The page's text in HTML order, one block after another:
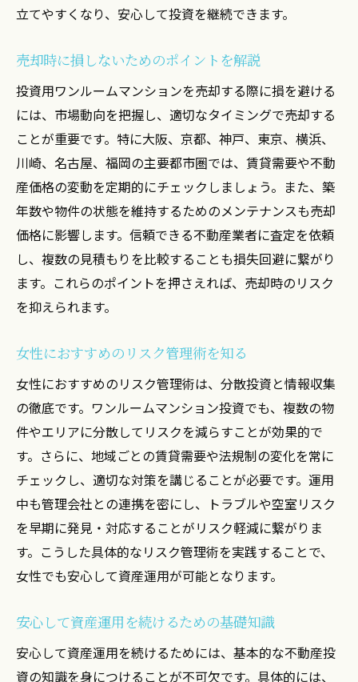
立てやすくなり、安心して投資を継続できます。
売却時に損しないためのポイントを解説
投資用ワンルームマンションを売却する際に損を避ける
には、市場動向を把握し、適切なタイミングで売却する
ことが重要です。特に大阪、京都、神戸、東京、横浜、
川崎、名古屋、福岡の主要都市圏では、賃貸需要や不動
産価格の変動を定期的にチェックしましょう。また、築
年数や物件の状態を維持するためのメンテナンスも売却
価格に影響します。信頼できる不動産業者に査定を依頼
し、複数の見積もりを比較することも損失回避に繋がり
ます。これらのポイントを押さえれば、売却時のリスク
を抑えられます。
女性におすすめのリスク管理術を知る
女性におすすめのリスク管理術は、分散投資と情報収集
の徹底です。ワンルームマンション投資でも、複数の物
件やエリアに分散してリスクを減らすことが効果的で
す。さらに、地域ごとの賃貸需要や法規制の変化を常に
チェックし、適切な対策を講じることが必要です。運用
中も管理会社との連携を密にし、トラブルや空室リスク
を早期に発見・対応することがリスク軽減に繋がりま
す。こうした具体的なリスク管理術を実践することで、
女性でも安心して資産運用が可能となります。
安心して資産運用を続けるための基礎知識
安心して資産運用を続けるためには、基本的な不動産投
資の知識を身につけることが不可欠です。具体的には、